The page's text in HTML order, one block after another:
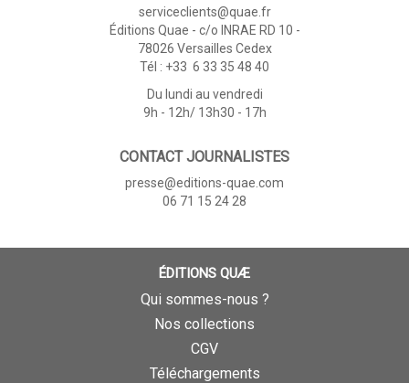
serviceclients@quae.fr
Éditions Quae - c/o INRAE RD 10 -
78026 Versailles Cedex
Tél : +33 6 33 35 48 40
Du lundi au vendredi
9h - 12h/ 13h30 - 17h
CONTACT JOURNALISTES
presse@editions-quae.com
06 71 15 24 28
ÉDITIONS QUÆ
Qui sommes-nous ?
Nos collections
CGV
Téléchargements